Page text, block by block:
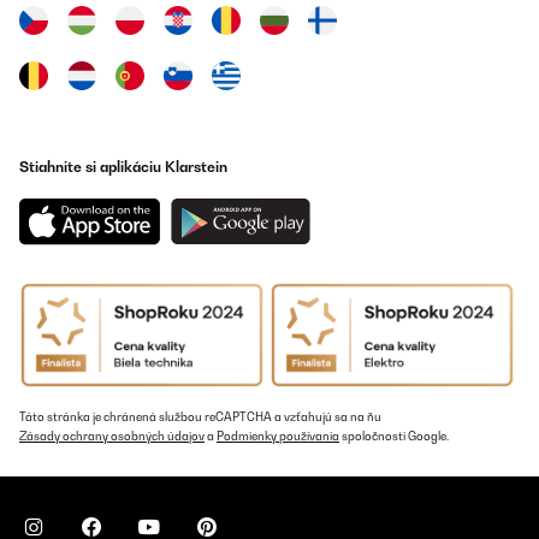
Stiahnite si aplikáciu Klarstein
Táto stránka je chránená službou reCAPTCHA a vzťahujú sa na ňu
Zásady ochrany osobných údajova Podmienky používania spoločnosti Google.